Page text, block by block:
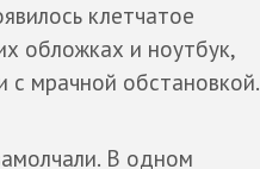
клетчатое
обложках и ноутбук,
с мрачной обстановкой.
В одном